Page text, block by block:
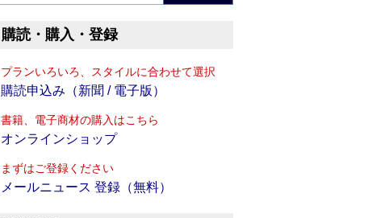
購読・購入・登録
プランいろいろ、スタイルに合わせて選択
購読申込み（新聞 / 電子版）
書籍、電子商材の購入はこちら
オンラインショップ
まずはご登録ください
メールニュース 登録（無料）